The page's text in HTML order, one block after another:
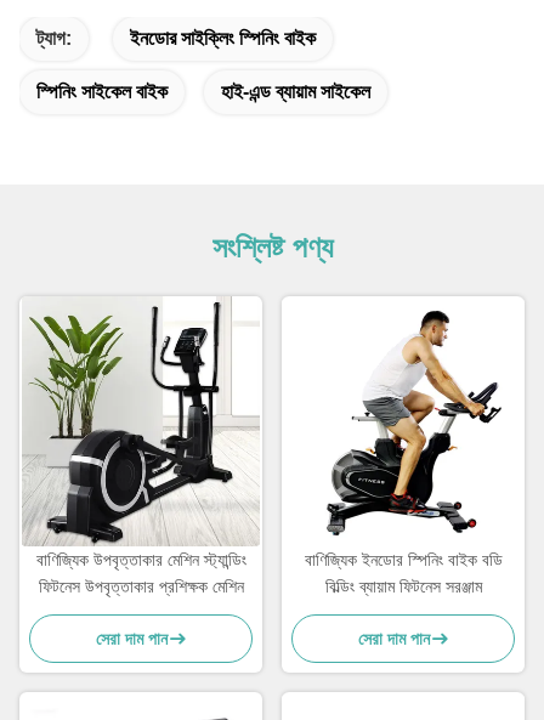
ট্যাগ: ইনডোর সাইক্লিং স্পিনিং বাইক
স্পিনিং সাইকেল বাইক হাই-এন্ড ব্যায়াম সাইকেল
সংশ্লিষ্ট পণ্য
বাণিজ্যিক উপবৃত্তাকার মেশিন স্ট্যান্ডিং
ফিটনেস উপবৃত্তাকার প্রশিক্ষক মেশিন
সেরা দাম পান
বাণিজ্যিক ইনডোর স্পিনিং বাইক বডি
বিল্ডিং ব্যায়াম ফিটনেস সরঞ্জাম
সেরা দাম পান